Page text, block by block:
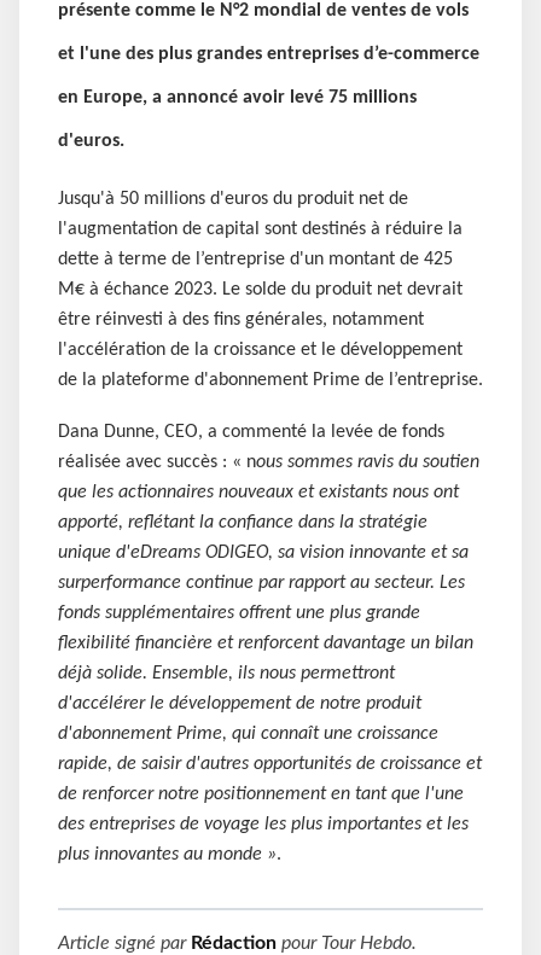
présente comme le N°2 mondial de ventes de vols
et l'une des plus grandes entreprises d’e-commerce
en Europe, a annoncé avoir levé 75 millions
d'euros.
Jusqu'à 50 millions d'euros du produit net de
l'augmentation de capital sont destinés à réduire la
dette à terme de l’entreprise d'un montant de 425
M€ à échance 2023. Le solde du produit net devrait
être réinvesti à des fins générales, notamment
l'accélération de la croissance et le développement
de la plateforme d'abonnement Prime de l’entreprise.
Dana Dunne, CEO, a commenté la levée de fonds
réalisée avec succès : « nous sommes ravis du soutien
que les actionnaires nouveaux et existants nous ont
apporté, reflétant la confiance dans la stratégie
unique d'eDreams ODIGEO, sa vision innovante et sa
surperformance continue par rapport au secteur. Les
fonds supplémentaires offrent une plus grande
flexibilité financière et renforcent davantage un bilan
déjà solide. Ensemble, ils nous permettront
d'accélérer le développement de notre produit
d'abonnement Prime, qui connaît une croissance
rapide, de saisir d'autres opportunités de croissance et
de renforcer notre positionnement en tant que l'une
des entreprises de voyage les plus importantes et les
plus innovantes au monde ».
Article signé par Rédaction pour Tour Hebdo.